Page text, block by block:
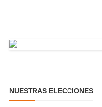
NUESTRAS ELECCIONES